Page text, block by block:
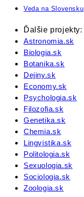
Veda na Slovensku
Ďalšie projekty:
Astronomia.sk
Biologia.sk
Botanika.sk
Dejiny.sk
Economy.sk
Psychologia.sk
Filozofia.sk
Genetika.sk
Chemia.sk
Lingvistika.sk
Politologia.sk
Sexuologia.sk
Sociologia.sk
Zoologia.sk